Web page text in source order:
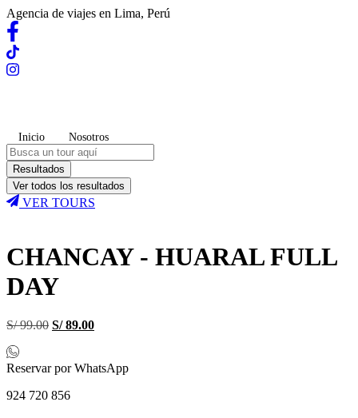
Agencia de viajes en Lima, Perú
Inicio Nosotros
Search
...Resultados
Ver todos los resultados
VER TOURS
CHANCAY - HUARAL FULL
DAY
S/99.00 El
era:
S/89.00El
es:
Reservar por WhatsApp
924 720 856